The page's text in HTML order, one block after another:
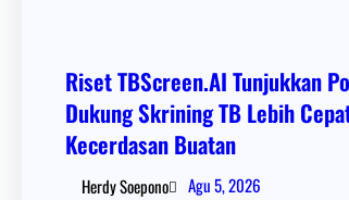
Riset TBScreen.AI Tunjukkan
Dukung Skrining TB Lebih
Kecerdasan Buatan
Herdy Soepono Agu 5, 2026